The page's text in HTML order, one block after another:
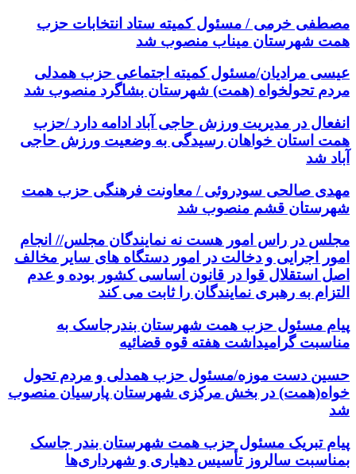
مصطفی خرمی / مسئول کمیته ستاد انتخابات حزب
همت شهرستان میناب منصوب شد
عیسی مرادیان/مسئول کمیته اجتماعی حزب همدلی
مردم تحولخواه (همت) شهرستان بشاگرد منصوب شد
انفعال در مدیریت ورزش حاجی آباد ادامه دارد /حزب
همت استان خواهان رسیدگی به وضعیت ورزش حاجی
آباد شد
مهدی صالحی سودروئی / معاونت فرهنگی حزب همت
شهرستان قشم منصوب شد
مجلس در راس امور هست نه نمایندگان مجلس// انجام
امور اجرایی و دخالت در امور دستگاه های سایر مخالف
اصل استقلال قوا در قانون اساسی کشور بوده و عدم
التزام به رهبری نمایندگان را ثابت می کند
پیام مسئول حزب همت شهرستان بندرجاسک به
مناسبت گرامیداشت هفته قوه قضائیه
حسین دست موزه/مسئول حزب همدلی و مردم تحول
خواه(همت) در بخش مرکزی شهرستان پارسیان منصوب
شد
پیام تبریک مسئول حزب همت شهرستان بندر جاسک
بمناسبت سالروز تأسیس دهیاری و شهرداری‌ها